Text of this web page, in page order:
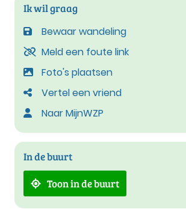
Ik wil graag
Bewaar wandeling
Meld een foute link
Foto's plaatsen
Vertel een vriend
Naar MijnWZP
In de buurt
Toon in de buurt